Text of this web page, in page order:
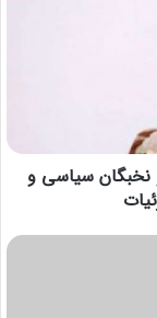
نخبگان سیاسی و